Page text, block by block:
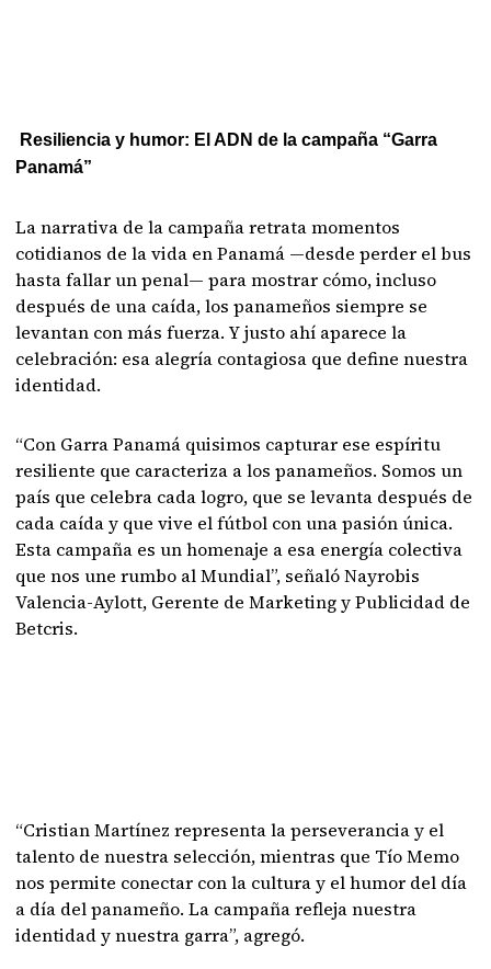
Resiliencia y humor: El ADN de la campaña “Garra
Panamá”
La narrativa de la campaña retrata momentos
cotidianos de la vida en Panamá —desde perder el bus
hasta fallar un penal— para mostrar cómo, incluso
después de una caída, los panameños siempre se
levantan con más fuerza. Y justo ahí aparece la
celebración: esa alegría contagiosa que define nuestra
identidad.
“Con Garra Panamá quisimos capturar ese espíritu
resiliente que caracteriza a los panameños. Somos un
país que celebra cada logro, que se levanta después de
cada caída y que vive el fútbol con una pasión única.
Esta campaña es un homenaje a esa energía colectiva
que nos une rumbo al Mundial”, señaló Nayrobis
Valencia-Aylott, Gerente de Marketing y Publicidad de
Betcris.
“Cristian Martínez representa la perseverancia y el
talento de nuestra selección, mientras que Tío Memo
nos permite conectar con la cultura y el humor del día
a día del panameño. La campaña refleja nuestra
identidad y nuestra garra”, agregó.